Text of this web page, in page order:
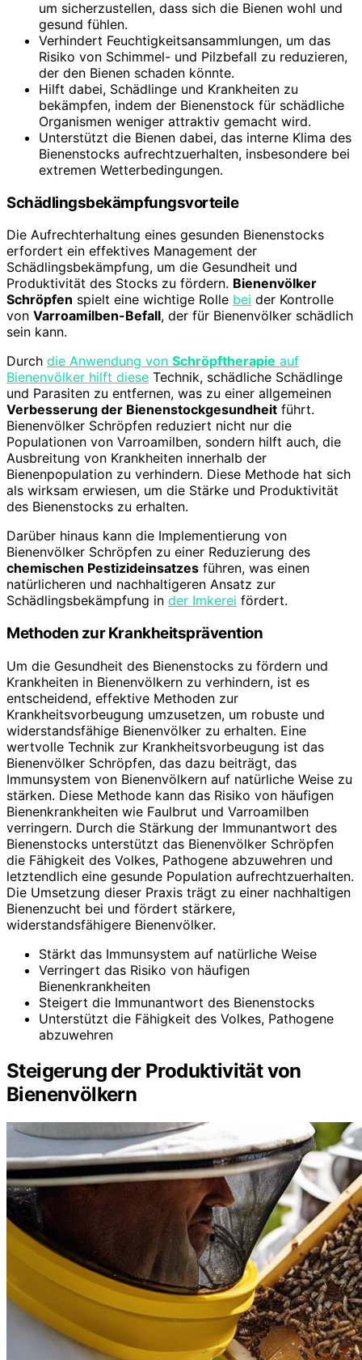
um sicherzustellen, dass sich die Bienen wohl und
gesund fühlen.
Verhindert Feuchtigkeitsansammlungen, um das
Risiko von Schimmel- und Pilzbefall zu reduzieren,
der den Bienen schaden könnte.
Hilft dabei, Schädlinge und Krankheiten zu
bekämpfen, indem der Bienenstock für schädliche
Organismen weniger attraktiv gemacht wird.
Unterstützt die Bienen dabei, das interne Klima des
Bienenstocks aufrechtzuerhalten, insbesondere bei
extremen Wetterbedingungen.
Schädlingsbekämpfungsvorteile
Die Aufrechterhaltung eines gesunden Bienenstocks
erfordert ein effektives Management der
Schädlingsbekämpfung, um die Gesundheit und
Produktivität des Stocks zu fördern. Bienenvölker
Schröpfen spielt eine wichtige Rolle bei der Kontrolle
von Varroamilben-Befall, der für Bienenvölker schädlich
sein kann.
Durch die Anwendung von Schröpftherapie auf
Bienenvölker hilft diese Technik, schädliche Schädlinge
und Parasiten zu entfernen, was zu einer allgemeinen
Verbesserung der Bienenstockgesundheit führt.
Bienenvölker Schröpfen reduziert nicht nur die
Populationen von Varroamilben, sondern hilft auch, die
Ausbreitung von Krankheiten innerhalb der
Bienenpopulation zu verhindern. Diese Methode hat sich
als wirksam erwiesen, um die Stärke und Produktivität
des Bienenstocks zu erhalten.
Darüber hinaus kann die Implementierung von
Bienenvölker Schröpfen zu einer Reduzierung des
chemischen Pestizideinsatzes führen, was einen
natürlicheren und nachhaltigeren Ansatz zur
Schädlingsbekämpfung in der Imkerei fördert.
Methoden zur Krankheitsprävention
Um die Gesundheit des Bienenstocks zu fördern und
Krankheiten in Bienenvölkern zu verhindern, ist es
entscheidend, effektive Methoden zur
Krankheitsvorbeugung umzusetzen, um robuste und
widerstandsfähige Bienenvölker zu erhalten. Eine
wertvolle Technik zur Krankheitsvorbeugung ist das
Bienenvölker Schröpfen, das dazu beiträgt, das
Immunsystem von Bienenvölkern auf natürliche Weise zu
stärken. Diese Methode kann das Risiko von häufigen
Bienenkrankheiten wie Faulbrut und Varroamilben
verringern. Durch die Stärkung der Immunantwort des
Bienenstocks unterstützt das Bienenvölker Schröpfen
die Fähigkeit des Volkes, Pathogene abzuwehren und
letztendlich eine gesunde Population aufrechtzuerhalten.
Die Umsetzung dieser Praxis trägt zu einer nachhaltigen
Bienenzucht bei und fördert stärkere,
widerstandsfähigere Bienenvölker.
Stärkt das Immunsystem auf natürliche Weise
Verringert das Risiko von häufigen
Bienenkrankheiten
Steigert die Immunantwort des Bienenstocks
Unterstützt die Fähigkeit des Volkes, Pathogene
abzuwehren
Steigerung der Produktivität von
Bienenvölkern